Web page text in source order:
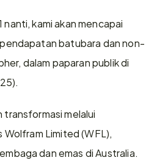
kami akan mencapai
batubara dan non-
dalam paparan publik di
transformasi melalui
Limited (WFL),
dan emas di Australia.